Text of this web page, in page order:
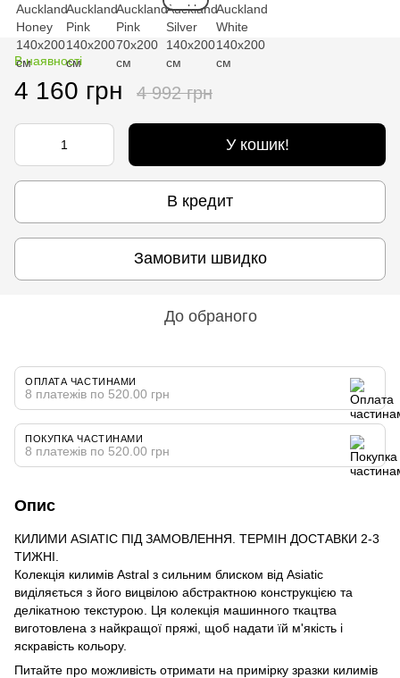
В наявності
4 160 грн 4 992 грн
У кошик!
В кредит
Замовити швидко
До обраного
ОПЛАТА ЧАСТИНАМИ
8 платежів по 520.00 грн
ПОКУПКА ЧАСТИНАМИ
8 платежів по 520.00 грн
Опис
КИЛИМИ ASIATIC ПІД ЗАМОВЛЕННЯ. ТЕРМІН ДОСТАВКИ 2-3
ТИЖНІ.
Колекція килимів Astral з сильним блиском від Asiatic
виділяється з його вицвілою абстрактною конструкцією та
делікатною текстурою. Ця колекція машинного ткацтва
виготовлена ​​з найкращої пряжі, щоб надати їй м'якість і
яскравість кольору.
Питайте про можливість отримати на примірку зразки килимів